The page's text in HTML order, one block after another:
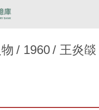
物 1960 王炎燄